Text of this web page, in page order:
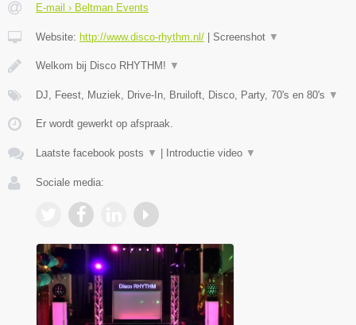
E-mail › Beltman Events
Website: http://www.disco-rhythm.nl/ | Screenshot ▼
Welkom bij Disco RHYTHM! ▼
DJ, Feest, Muziek, Drive-In, Bruiloft, Disco, Party, 70's en 80's ▼
Er wordt gewerkt op afspraak.
Laatste facebook posts ▼ | Introductie video ▼
Sociale media: